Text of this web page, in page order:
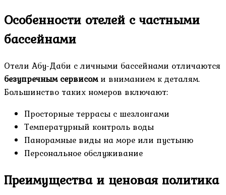
Особенности отелей с частными
бассейнами
Отели Абу-Даби с личными бассейнами отличаются
безупречным сервисоми вниманием к деталям.
Большинство таких номеров включают:
Просторные террасы с шезлонгами
Температурный контроль воды
Панорамные виды на море или пустыню
Персональное обслуживание
Преимущества и ценовая политика